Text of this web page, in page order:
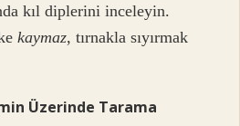
kıl diplerini inceleyin.
kaymaz, tırnakla sıyırmak
Üzerinde Tarama